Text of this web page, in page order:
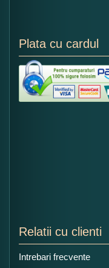
Plata cu cardul
Relatii cu clienti
Intrebari frecvente